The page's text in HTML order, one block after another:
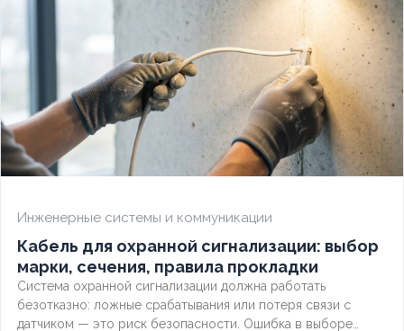
НАЛИЧИЕ ЭКРАНА Да
БРОНИРОВАННЫЙ
Инженерные системы и коммуникации
Кабель для охранной сигнализации: выбор
марки, сечения, правила прокладки
Система охранной сигнализации должна работать
безотказно: ложные срабатывания или потеря связи с
датчиком — это риск безопасности. Ошибка в выборе